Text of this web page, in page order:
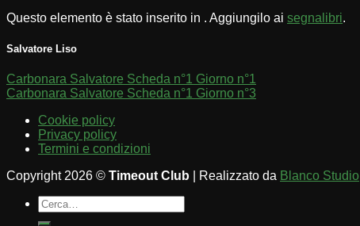
Questo elemento è stato inserito in . Aggiungilo ai segnalibri.
Salvatore Liso
Carbonara Salvatore Scheda n°1 Giorno n°1
Carbonara Salvatore Scheda n°1 Giorno n°3
Cookie policy
Privacy policy
Termini e condizioni
Copyright 2026 © Timeout Club | Realizzato da Blanco Studio